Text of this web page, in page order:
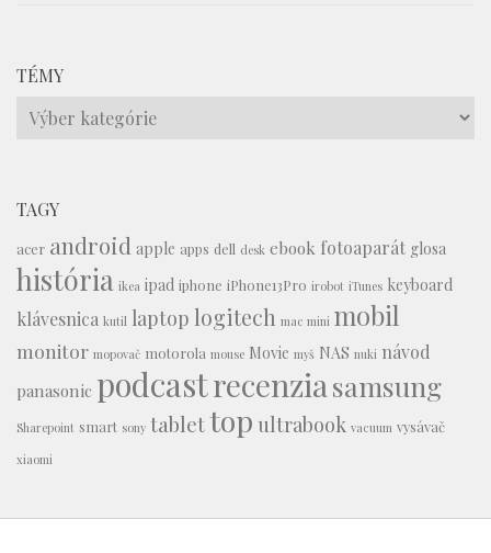
TÉMY
Témy
TAGY
acer android apple apps dell desk ebook fotoaparát glosa
história ikea ipad iphone iPhone13Pro irobot iTunes keyboard
klávesnica kutil laptop logitech mac mini mobil
monitor mopovač motorola mouse Movie myš NAS nuki návod
panasonic podcastrecenziasamsung
Sharepoint smart sony tablettop ultrabook vacuum vysávač
xiaomi